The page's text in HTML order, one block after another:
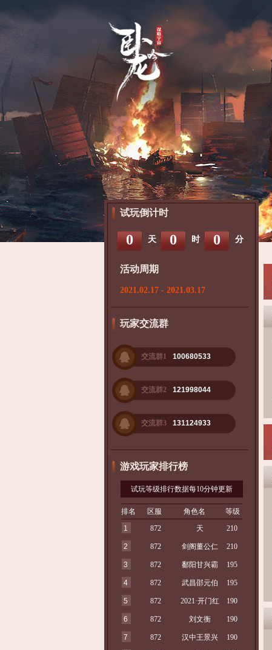
试玩倒计时
0 天 0 时 0 分
活动周期
2021.02.17 - 2021.03.17
玩家交流群
交流群1 100680533
交流群2 121998044
交流群3 131124933
游戏玩家排行榜
试玩等级排行数据每10分钟更新
排名 区服 角色名
等级
1
872 天 210
2 872 剑阁董公仁 210
3 872 鄱阳甘兴霸 195
4 872 武昌邵元伯 195
5 872 2021·开门红 190
6 872 刘文衡 190
7 872 汉中王景兴 190